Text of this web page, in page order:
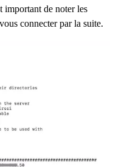
important de noter les
connecter par la suite.